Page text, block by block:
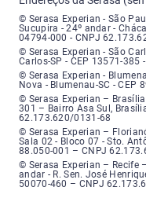
Serasa Experian - São
© Serasa Experian - São
Sucupira - 24º andar -
04794-000 - CNPJ
Serasa Experian - São
© Serasa Experian - São
Carlos-SP - CEP 13571-
Serasa Experian -
© Serasa Experian -
Nova - Blumenau-SC - CEP
Serasa Experian - Brasília,
© Serasa Experian – Brasília
301 – Bairro Asa Sul,
62.173.620/0131-68
Serasa Experian -
© Serasa Experian –
Sala 02 - Bloco 07 - Sto.
88.050-001 – CNPJ
Serasa Experian - Recife,
© Serasa Experian – Recife
andar - R. Sen. José
50070-460 – CNPJ